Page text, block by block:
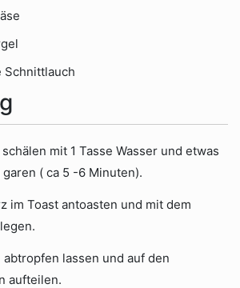
Schnittlauch
mit 1 Tasse Wasser und etwas
garen ( ca 5 -6 Minuten).
im Toast antoasten und mit dem
abtropfen lassen und auf den
aufteilen.